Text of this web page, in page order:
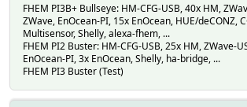
FHEM PI3B+ Bullseye: HM-CFG-USB, 40x HM,
ZWave, EnOcean-PI, 15x EnOcean, HUE/deCONZ,
Multisensor, Shelly, alexa-fhem, ...
FHEM PI2 Buster: HM-CFG-USB, 25x HM, ZWave-
EnOcean-PI, 3x EnOcean, Shelly, ha-bridge, ...
FHEM PI3 Buster (Test)